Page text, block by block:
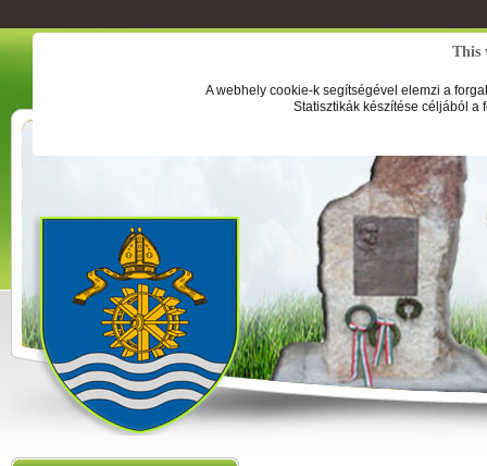
This
A webhely cookie-k segítségével elemzi a
Statisztikák készítése céljából a